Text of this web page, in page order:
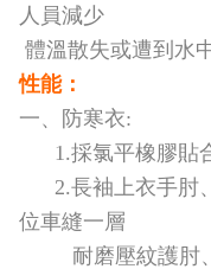
關
簡
介
宣
導
教
育
人員減少
體溫散失或遭到水
性能：
一、防寒衣:
1.採氯平橡膠貼合
2.長袖上衣手肘
位車縫一層
耐磨壓紋護肘、